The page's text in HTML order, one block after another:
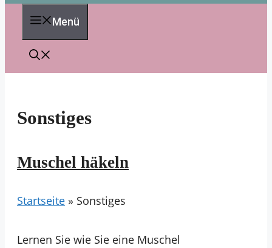
Menü
Sonstiges
Muschel häkeln
Startseite » Sonstiges
Lernen Sie wie Sie eine Muschel